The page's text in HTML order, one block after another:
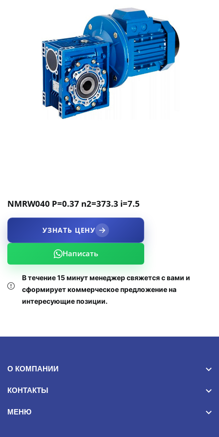
NMRW040 P=0.37 n2=373.3 i=7.5
УЗНАТЬ ЦЕНУ
Написать
В течение 15 минут менеджер свяжется с вами и
сформирует коммерческое предложение на
интересующие позиции.
О КОМПАНИИ
КОНТАКТЫ
МЕНЮ